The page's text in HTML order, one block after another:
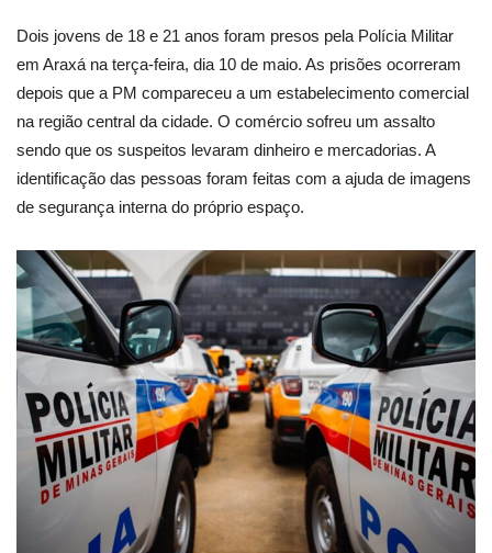
Dois jovens de 18 e 21 anos foram presos pela Polícia Militar
em Araxá na terça-feira, dia 10 de maio. As prisões ocorreram
depois que a PM compareceu a um estabelecimento comercial
na região central da cidade. O comércio sofreu um assalto
sendo que os suspeitos levaram dinheiro e mercadorias. A
identificação das pessoas foram feitas com a ajuda de imagens
de segurança interna do próprio espaço.